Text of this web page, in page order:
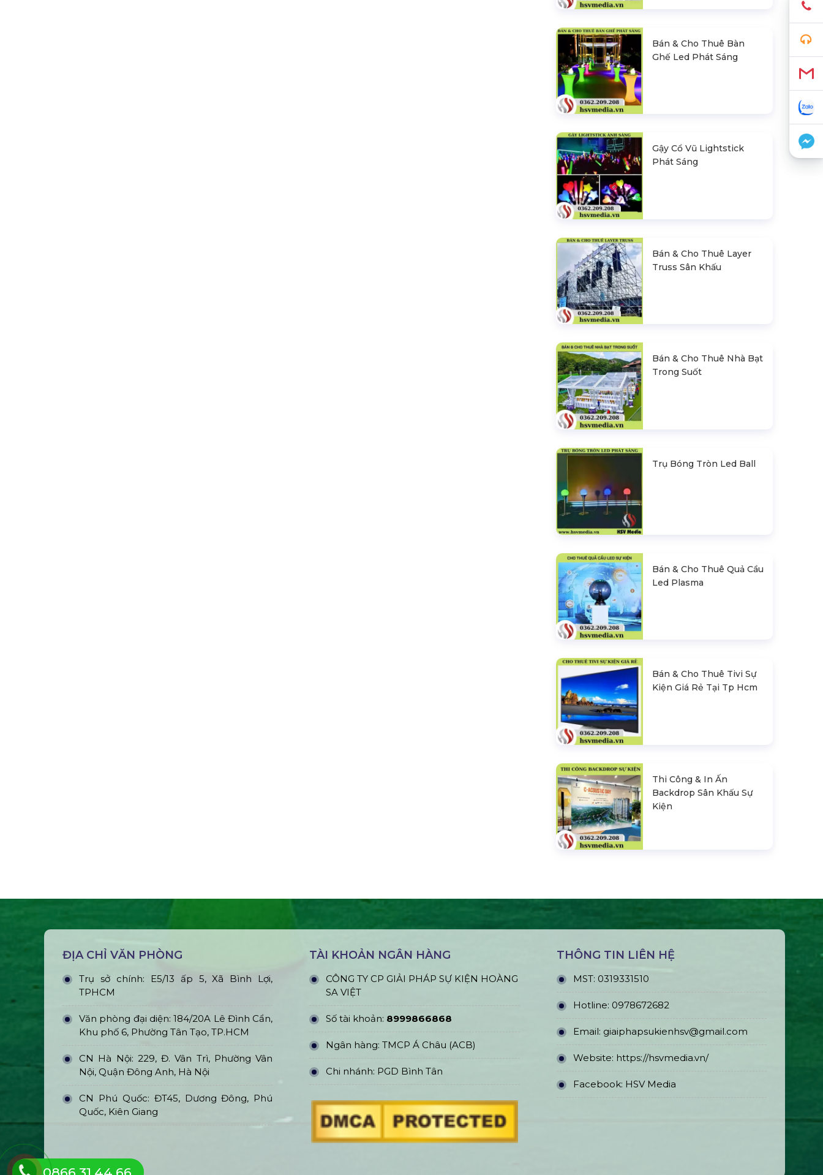
Bán & Cho Thuê Bàn
Ghế Led Phát Sáng
Gậy Cổ Vũ Lightstick
Phát Sáng
Bán & Cho Thuê Layer
Truss Sân Khấu
Bán & Cho Thuê Nhà Bạt
Trong Suốt
Trụ Bóng Tròn Led Ball
Bán & Cho Thuê Quả Cầu
Led Plasma
Bán & Cho Thuê Tivi Sự
Kiện Giá Rẻ Tại Tp Hcm
Thi Công & In Ấn
Backdrop Sân Khấu Sự
Kiện
ĐỊA CHỈ VĂN PHÒNG
Trụ sở chính: E5/13 ấp 5, Xã Bình Lợi,
TPHCM
Văn phòng đại diện: 184/20A Lê Đình Cẩn,
Khu phố 6, Phường Tân Tạo, TP.HCM
CN Hà Nội: 229, Đ. Vân Trì, Phường Vân
Nội, Quận Đông Anh, Hà Nội
CN Phú Quốc: ĐT45, Dương Đông, Phú
Quốc, Kiên Giang
TÀI KHOẢN NGÂN HÀNG
CÔNG TY CP GIẢI PHÁP SỰ KIỆN HOÀNG
SA VIỆT
Số tài khoản: 8999866868
Ngân hàng: TMCP Á Châu (ACB)
Chi nhánh: PGD Bình Tân
THÔNG TIN LIÊN HỆ
MST: 0319331510
Hotline: 0978672682
Email: giaiphapsukienhsv@gmail.com
Website: https://hsvmedia.vn/
Facebook: HSV Media